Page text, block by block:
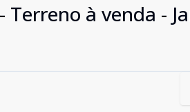
à venda -